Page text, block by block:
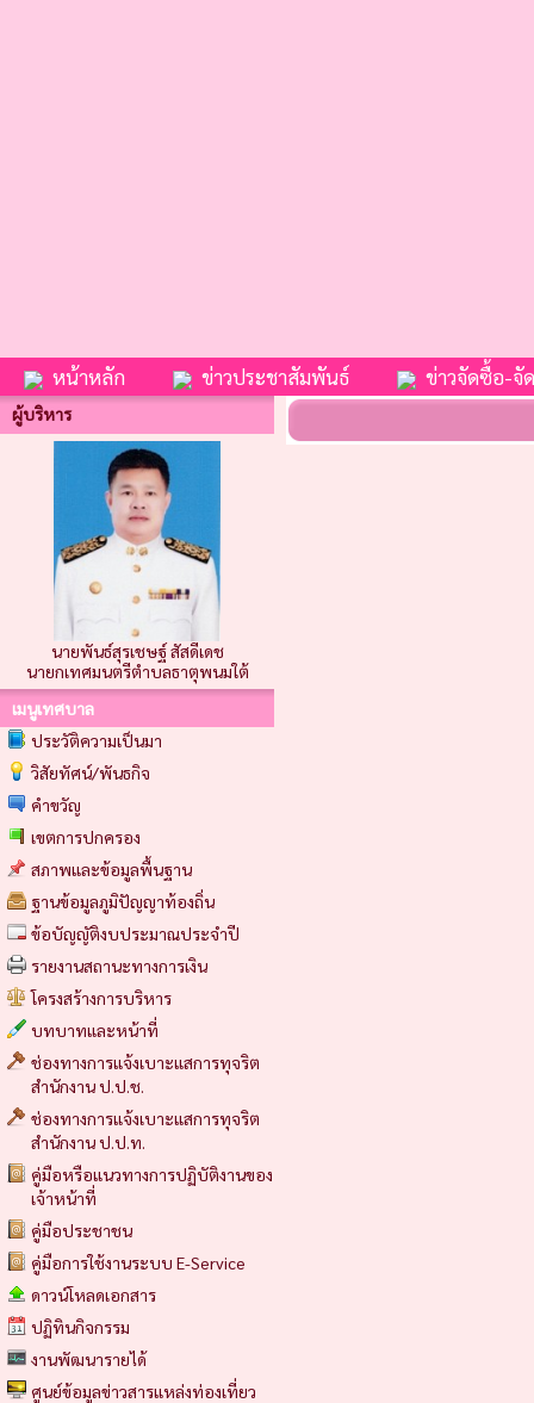
หน้าหลัก ข่าวประชาสัมพันธ์ ข่าวจัดซื้อ-จั
ผู้บริหาร
นายพันธ์สุรเชษฐ์ สัสดีเดช
นายกเทศมนตรีตำบลธาตุพนมใต้
เมนูเทศบาล
ประวัติความเป็นมา
วิสัยทัศน์/พันธกิจ
คำขวัญ
เขตการปกครอง
สภาพและข้อมูลพื้นฐาน
ฐานข้อมูลภูมิปัญญาท้องถิ่น
ข้อบัญญัติงบประมาณประจำปี
รายงานสถานะทางการเงิน
โครงสร้างการบริหาร
บทบาทและหน้าที่
ช่องทางการแจ้งเบาะแสการทุจริต
สำนักงาน ป.ป.ช.
ช่องทางการแจ้งเบาะแสการทุจริต
สำนักงาน ป.ป.ท.
คู่มือหรือแนวทางการปฏิบัติงานของ
เจ้าหน้าที่
คู่มือประชาชน
คู่มือการใช้งานระบบ E-Service
ดาวน์โหลดเอกสาร
ปฏิทินกิจกรรม
งานพัฒนารายได้
ศูนย์ข้อมูลข่าวสารแหล่งท่องเที่ยว